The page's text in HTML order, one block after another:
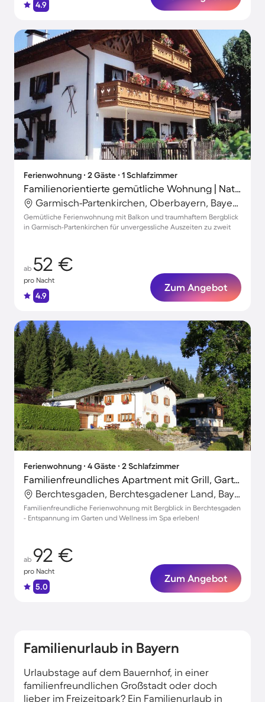
4.9
Ferienwohnung ∙ 2 Gäste ∙ 1 Schlafzimmer
Familienorientierte gemütliche Wohnung | Naturblick
Garmisch-Partenkirchen, Oberbayern, Bayern
Gemütliche Ferienwohnung mit Balkon und traumhaftem Bergblick
in Garmisch-Partenkirchen für unvergessliche Auszeiten zu zweit
ab 52 €
pro Nacht
4.9
Zum Angebot
Ferienwohnung ∙ 4 Gäste ∙ 2 Schlafzimmer
Familienfreundliches Apartment mit Grill, Garten und Sauna | Naturblick
Berchtesgaden, Berchtesgadener Land, Bayern
Familienfreundliche Ferienwohnung mit Bergblick in Berchtesgaden
- Entspannung im Garten und Wellness im Spa erleben!
ab 92 €
pro Nacht
5.0
Zum Angebot
Familienurlaub in Bayern
Urlaubstage auf dem Bauernhof, in einer
familienfreundlichen Großstadt oder doch
lieber im Freizeitpark? Ein Familienurlaub in